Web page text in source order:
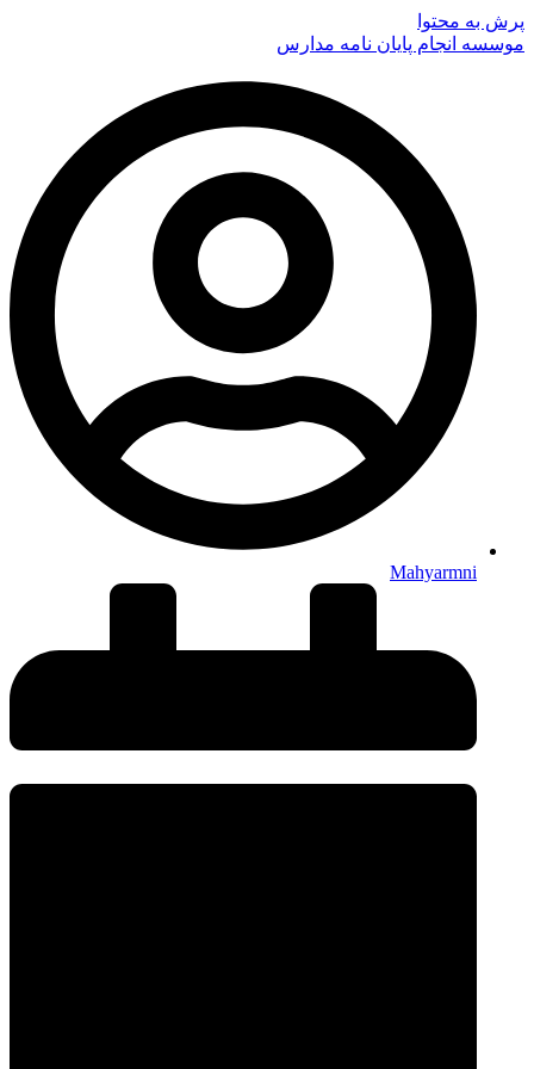
پرش به محتوا
موسسه انجام پایان نامه مدارس
Mahyarmni